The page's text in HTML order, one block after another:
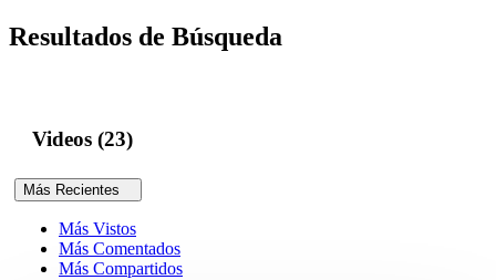
Resultados de Búsqueda
Videos (23)
Más Recientes
Más Vistos
Más Comentados
Más Compartidos